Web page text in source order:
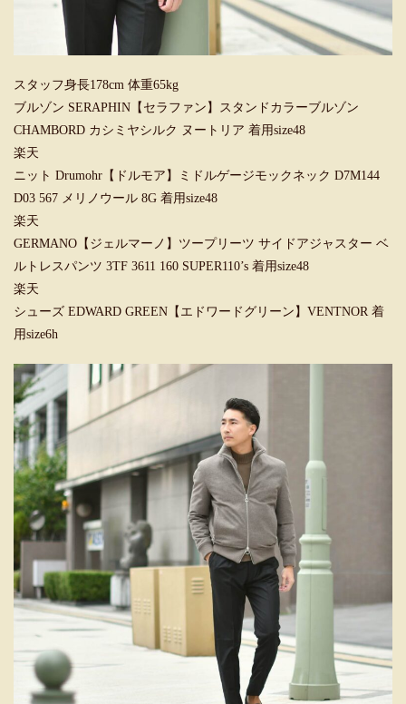
スタッフ身長178cm 体重65kg
ブルゾン SERAPHIN【セラファン】スタンドカラーブルゾン
CHAMBORD カシミヤシルク ヌートリア 着用size48
楽天
ニット Drumohr【ドルモア】ミドルゲージモックネック D7M144
D03 567 メリノウール 8G 着用size48
楽天
GERMANO【ジェルマーノ】ツープリーツ サイドアジャスター ベ
ルトレスパンツ 3TF 3611 160 SUPER110’s 着用size48
楽天
シューズ EDWARD GREEN【エドワードグリーン】VENTNOR 着
用size6h